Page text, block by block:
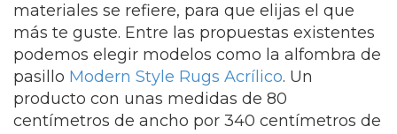
materiales se refiere, para que elijas el que
más te guste. Entre las propuestas existentes
podemos elegir modelos como la alfombra de
pasillo Modern Style Rugs Acrílico. Un
producto con unas medidas de 80
centímetros de ancho por 340 centímetros de